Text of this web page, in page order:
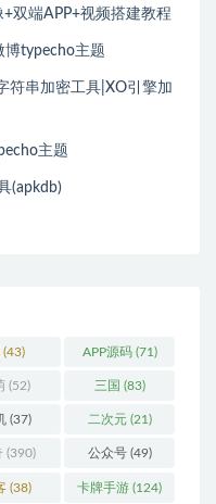
双端APP+视频搭建教程
博typecho主题
符串加密工具|XO引擎加
主题
(apkdb)
(43) APP源码(71)
(52) 三国 (83)
(37) 二次元(21)
(390) 公众号(49)
(38) 卡牌手游 (124)